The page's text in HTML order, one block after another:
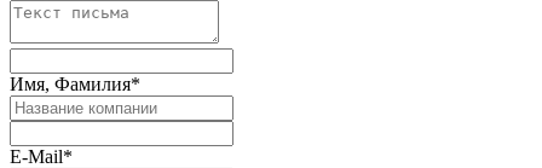
Имя, Фамилия*
E-Mail*